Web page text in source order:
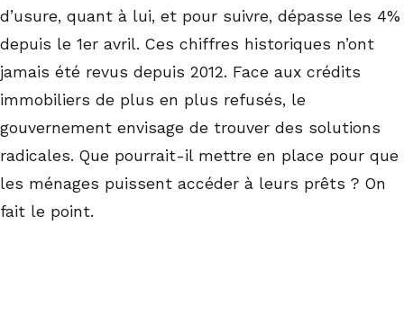
d’usure, quant à lui, et pour suivre, dépasse les 4%
depuis le 1er avril. Ces chiffres historiques n’ont
jamais été revus depuis 2012. Face aux crédits
immobiliers de plus en plus refusés, le
gouvernement envisage de trouver des solutions
radicales. Que pourrait-il mettre en place pour que
les ménages puissent accéder à leurs prêts ? On
fait le point.